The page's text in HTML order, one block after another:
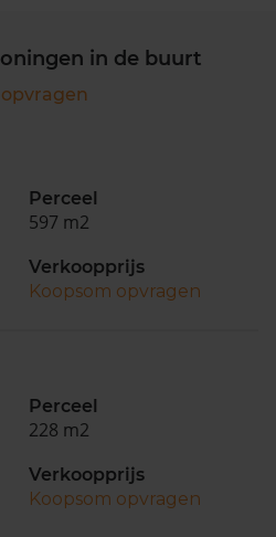
in de buurt
Perceel
597 m2
Verkoopprijs
Koopsom opvragen
Perceel
228 m2
Verkoopprijs
Koopsom opvragen